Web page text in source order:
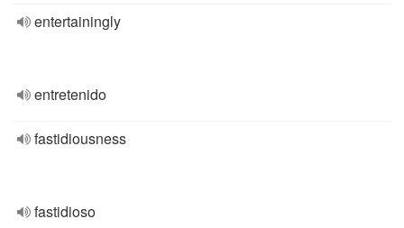
entertainingly
entretenido
fastidiousness
fastidioso